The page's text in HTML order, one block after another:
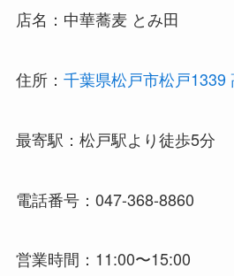
店名：中華蕎麦 とみ田
住所： 千葉県松戸市松戸1339
最寄駅：松戸駅より徒歩5分
電話番号：047-368-8860
営業時間：11:00〜15:00